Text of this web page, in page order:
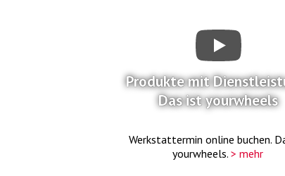
Produkte mit
Das ist yourwheels
Werkstattermin online buchen.
yourwheels.> mehr